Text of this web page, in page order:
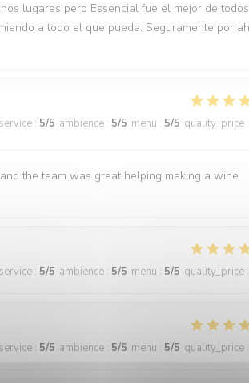
lugares pero Essencial fue el mejor de
a todo el que pueda. Seguramente por
service : 5/5 ambience : 5/5 menu : 5/5 quality_price :
the team was great helping making a wine
service : 5/5 ambience : 5/5 menu : 5/5 quality_price :
service : 5/5 ambience : 5/5 menu : 5/5 quality_price :